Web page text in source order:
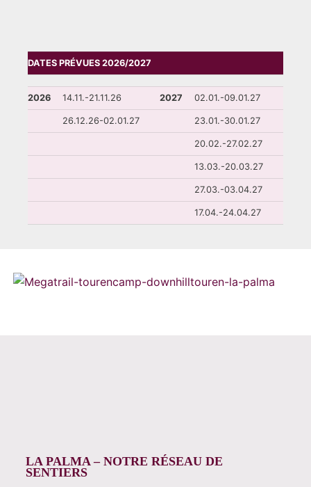
DATES PRÉVUES 2026/2027
2026 14.11.-21.11.26 2027 02.01.-09.01.27
26.12.26-02.01.27 23.01.-30.01.27
20.02.-27.02.27
13.03.-20.03.27
27.03.-03.04.27
17.04.-24.04.27
LA PALMA – NOTRE RÉSEAU DE
SENTIERS